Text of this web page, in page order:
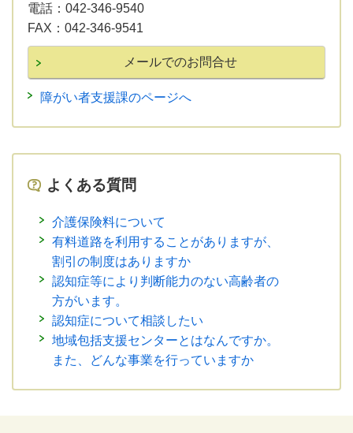
電話： 042-346-9540
FAX： 042-346-9541
障がい者支援課のページへ
よくある質問
介護保険料について
有料道路を利用することがありますが、
割引の制度はありますか
認知症等により判断能力のない高齢者の
方がいます。
認知症について相談したい
地域包括支援センターとはなんですか。
また、どんな事業を行っていますか